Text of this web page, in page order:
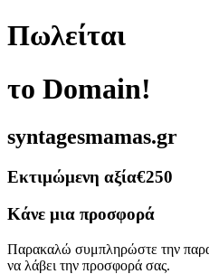
Πωλείται
το Domain!
syntagesmamas.gr
Εκτιμώμενη αξία€250
Κάνε μια προσφορά
Παρακαλώ συμπληρώστε την
να λάβει την προσφορά σας.